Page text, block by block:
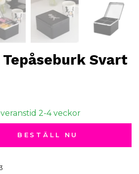
Svart
2-4 veckor
BESTÄLL NU